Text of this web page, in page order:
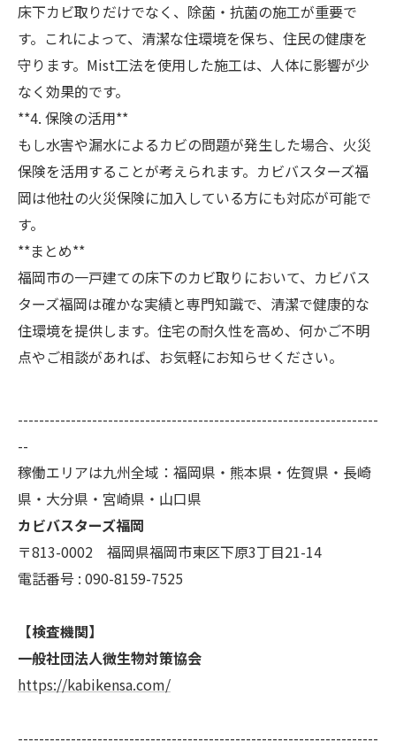
床下カビ取りだけでなく、除菌・抗菌の施工が重要で
す。これによって、清潔な住環境を保ち、住民の健康を
守ります。Mist工法を使用した施工は、人体に影響が少
なく効果的です。
**4. 保険の活用**
もし水害や漏水によるカビの問題が発生した場合、火災
保険を活用することが考えられます。カビバスターズ福
岡は他社の火災保険に加入している方にも対応が可能で
す。
**まとめ**
福岡市の一戸建ての床下のカビ取りにおいて、カビバス
ターズ福岡は確かな実績と専門知識で、清潔で健康的な
住環境を提供します。住宅の耐久性を高め、何かご不明
点やご相談があれば、お気軽にお知らせください。
--------------------------------------------------------------------
--
稼働エリアは九州全域：福岡県・熊本県・佐賀県・長崎
県・大分県・宮崎県・山口県
カビバスターズ福岡
〒813-0002 福岡県福岡市東区下原3丁目21-14
電話番号 : 090-8159-7525
【検査機関】
一般社団法人微生物対策協会
https://kabikensa.com/
--------------------------------------------------------------------